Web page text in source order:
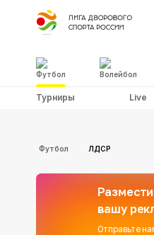
Футбол Волейбол
Турниры Live
Футбол ЛДСР
вашу
Отправьте